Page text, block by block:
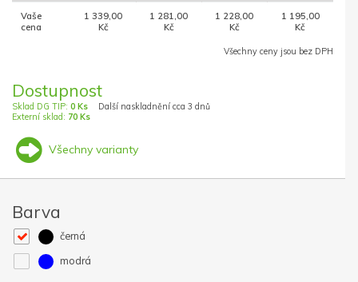
Vaše
cena
1 339,00
Kč
1 281,00
Kč
1 228,00
Kč
1 195,00
Kč
Všechny ceny jsou bez DPH
Dostupnost
Sklad DG TIP: 0 Ks
Externí sklad: 70 Ks
Další naskladnění cca 3 dnů
Všechny varianty
Barva
černá
modrá